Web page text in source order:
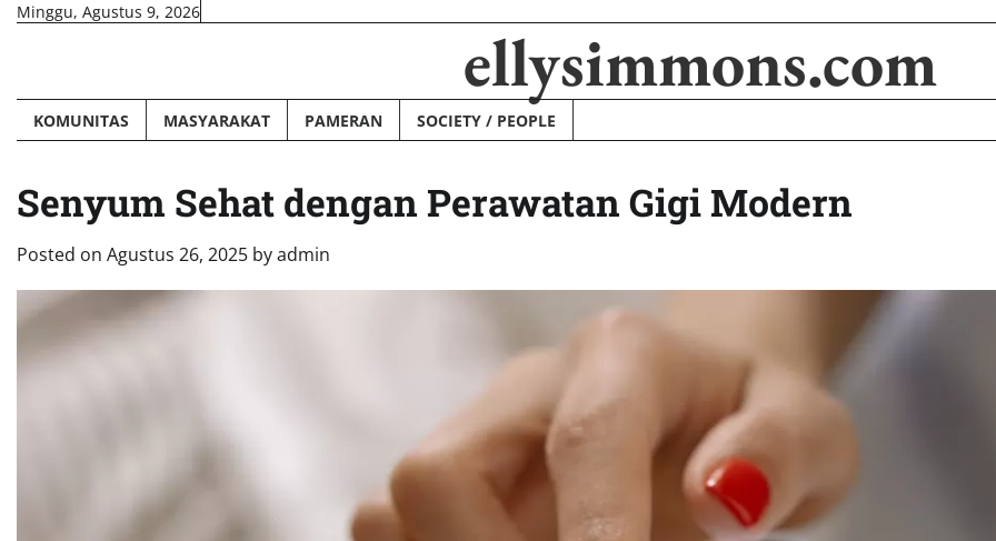
SkipMinggu, Agustus 9, 2026
ellysimmons.com
KOMUNITAS MASYARAKAT PAMERAN SOCIETY / PEOPLE
Senyum Sehat dengan Perawatan Gigi Modern
Posted on Agustus 26, 2025 byadmin